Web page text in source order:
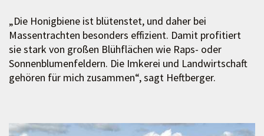
„Die Honigbiene ist blütenstet, und daher bei
Massentrachten besonders effizient. Damit profitiert
sie stark von großen Blühflächen wie Raps- oder
Sonnenblumenfeldern. Die Imkerei und Landwirtschaft
gehören für mich zusammen“, sagt Heftberger.